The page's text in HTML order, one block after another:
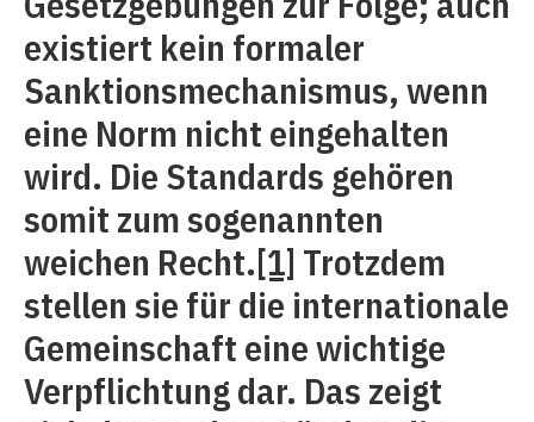
existiert kein formaler
Sanktionsmechanismus, wenn
eine Norm nicht eingehalten
wird. Die Standards gehören
somit zum sogenannten
weichen Recht.[1] Trotzdem
stellen sie für die internationale
Gemeinschaft eine wichtige
Verpflichtung dar. Das zeigt